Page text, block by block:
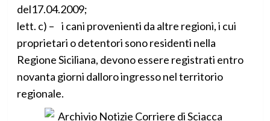
del17.04.2009;
lett. c) – i cani provenienti da altre regioni, i cui
proprietari o detentori sono residenti nella
Regione Siciliana, devono essere registrati entro
novanta giorni dalloro ingresso nel territorio
regionale.